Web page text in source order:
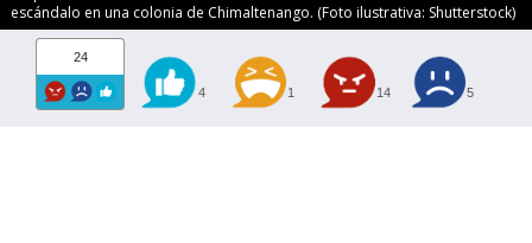
escándalo en una colonia de Chimaltenango. (Foto ilustrativa: Shutterstock)
24
4 1 14 5